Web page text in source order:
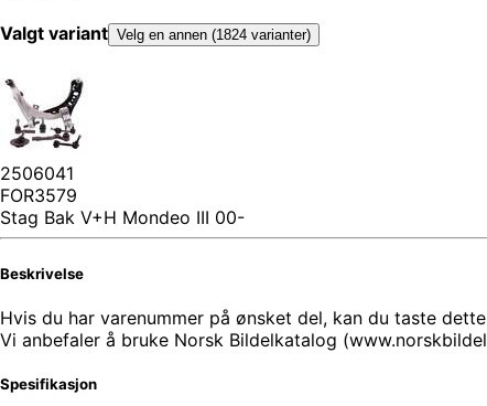
Valgt variant Velg en annen (1824 varianter)
2506041
FOR3579
Stag Bak V+H Mondeo III 00-
Beskrivelse
Hvis du har varenummer på ønsket del, kan du taste
Vi anbefaler å bruke Norsk Bildelkatalog
Spesifikasjon